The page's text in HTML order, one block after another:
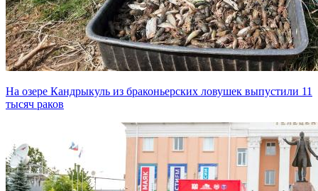
На озере Кандрыкуль из браконьерских ловушек выпустили 11
тысяч раков